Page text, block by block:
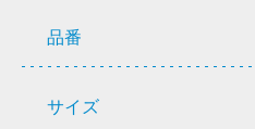
品番
サイズ